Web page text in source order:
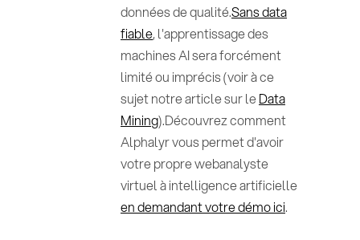
données de qualité.Sans data
fiable, l'apprentissage des
machines AI sera forcément
limité ou imprécis (voir à ce
sujet notre article sur leData
Mining).Découvrez comment
Alphalyr vous permet d'avoir
votre propre webanalyste
virtuel à intelligence artificielle
en demandant votre démo ici.